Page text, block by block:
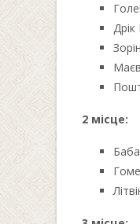
2 місце: